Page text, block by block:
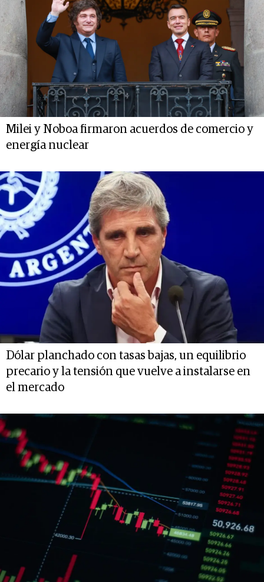
Milei y Noboa firmaron acuerdos de comercio y
energía nuclear
Dólar planchado con tasas bajas, un equilibrio
precario y la tensión que vuelve a instalarse en
el mercado